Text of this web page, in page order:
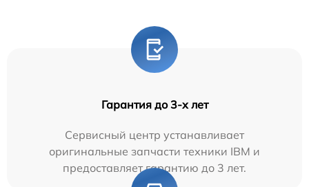
Гарантия до 3-х лет
Сервисный центр устанавливает
оригинальные запчасти техники IBM и
предоставляет гарантию до 3 лет.